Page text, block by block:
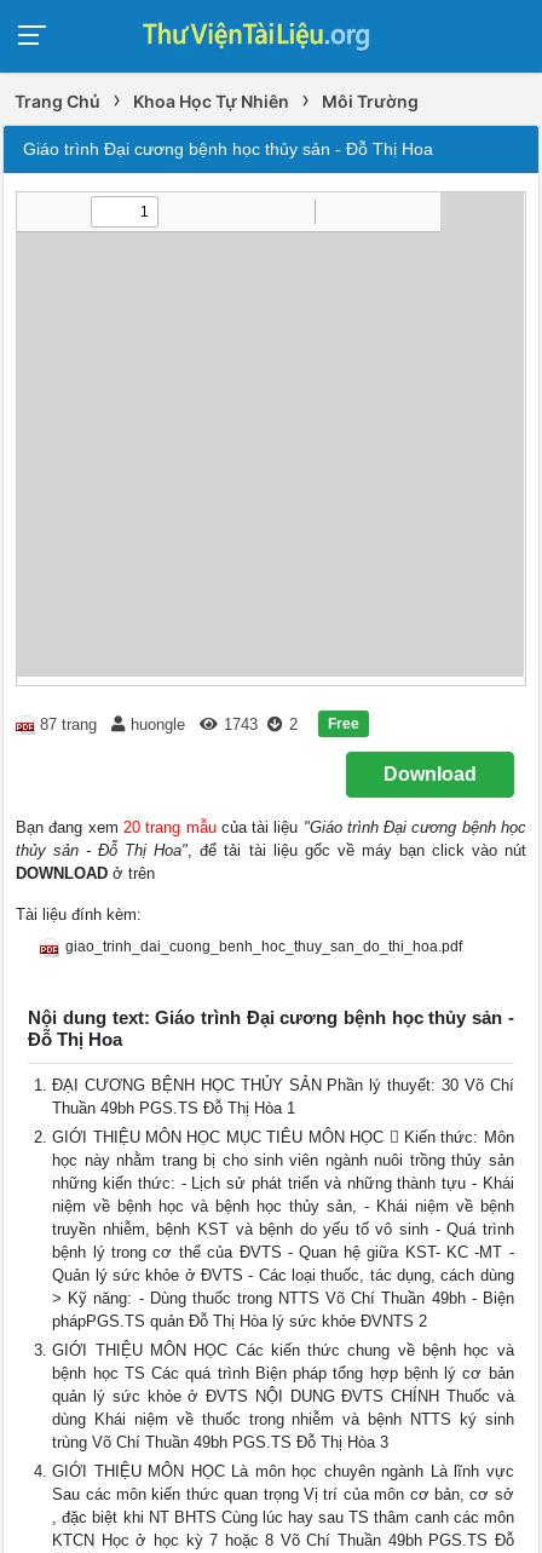
Trang Chủ › Khoa Học Tự Nhiên › Môi Trường
Giáo trình Đại cương bệnh học thủy sản - Đỗ Thị Hoa
87 trang huongle 1743 2 Free
Download
Bạn đang xem 20 trang mẫucủa tài liệu "Giáo trình Đại cương bệnh học
thủy sản - Đỗ Thị Hoa", để tải tài liệu gốc về máy bạn click vào nút
DOWNLOAD ở trên
Tài liệu đính kèm:
giao_trinh_dai_cuong_benh_hoc_thuy_san_do_thi_hoa.pdf
Nội dung text: Giáo trình Đại cương bệnh học thủy sản -
Đỗ Thị Hoa
ĐẠI CƯƠNG BỆNH HỌC THỦY SẢN Phần lý thuyết: 30 Võ Chí
Thuần 49bh PGS.TS Đỗ Thị Hòa 1
GIỚI THIỆU MÔN HỌC MỤC TIÊU MÔN HỌC  Kiến thức: Môn
học này nhằm trang bị cho sinh viên ngành nuôi trồng thủy sản
những kiến thức: - Lịch sử phát triển và những thành tựu - Khái
niệm về bệnh học và bệnh học thủy sản, - Khái niệm về bệnh
truyền nhiễm, bệnh KST và bệnh do yếu tố vô sinh - Quá trình
bệnh lý trong cơ thể của ĐVTS - Quan hệ giữa KST- KC -MT -
Quản lý sức khỏe ở ĐVTS - Các loại thuốc, tác dụng, cách dùng
> Kỹ năng: - Dùng thuốc trong NTTS Võ Chí Thuần 49bh - Biện
phápPGS.TS quản Đỗ Thị Hòa lý sức khỏe ĐVNTS 2
GIỚI THIỆU MÔN HỌC Các kiến thức chung về bệnh học và
bệnh học TS Các quá trình Biện pháp tổng hợp bệnh lý cơ bản
quản lý sức khỏe ở ĐVTS NỘI DUNG ĐVTS CHÍNH Thuốc và
dùng Khái niệm về thuốc trong nhiễm và bệnh NTTS ký sinh
trùng Võ Chí Thuần 49bh PGS.TS Đỗ Thị Hòa 3
GIỚI THIỆU MÔN HỌC Là môn học chuyên ngành Là lĩnh vực
Sau các môn kiến thức quan trọng Vị trí của môn cơ bản, cơ sở
, đặc biệt khi NT BHTS Cùng lúc hay sau TS thâm canh các môn
KTCN Học ở học kỳ 7 hoặc 8 Võ Chí Thuần 49bh PGS.TS Đỗ